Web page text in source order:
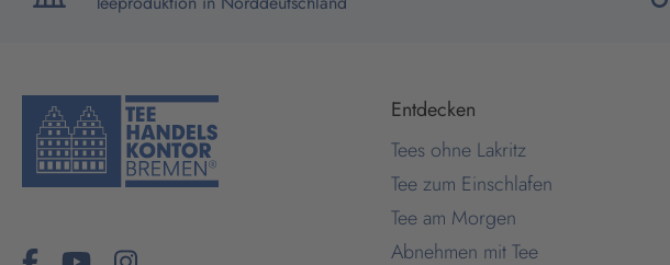
Entdecken
Tees ohne Lakritz
Tee zum Einschlafen
Tee am Morgen
Abnehmen mit Tee